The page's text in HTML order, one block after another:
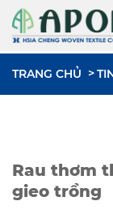
TRANG CHỦ
Rau thơm
gieo trồng